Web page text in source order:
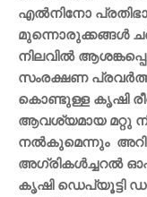
എല്‍നിനോ
മുന്നൊരുക്കങ്ങള്‍
നിലവില്‍
സംരക്ഷണ
കൊണ്ടുള്ള കൃഷി
ആവശ്യമായ മറ്റു
നല്‍കുമെന്നും
അഗ്രികള്‍ച്ചറല്‍
കൃഷി ഡെപ്യൂട്ടി